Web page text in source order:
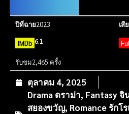
ปีที่ฉาย2023 เสี
IMDb 6.1
รับชม2,465 ครั้ง
ตุลาคม 4, 2025
Drama ดราม่า, Fantasy จิ
สยองขวัญ, Romance รักโ